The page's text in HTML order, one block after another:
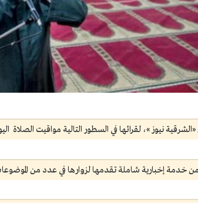
نيوز »، لقرائها في السطور التالية مواقيت الصلاة
إخبارية شاملة تقدمها لزوارها في عدد من